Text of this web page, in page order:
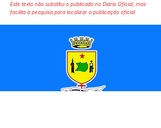
Este texto não substitui o publicado no Diário Oficial, mas
facilita a pesquisa para localizar a publicação oficial.